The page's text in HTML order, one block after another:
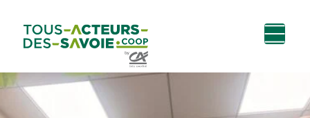
contenu
principal